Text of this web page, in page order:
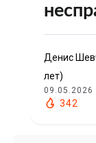
Денис
лет)
09.05.2026
342